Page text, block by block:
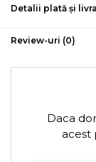
Detalii plată și
Review-uri (0)
Daca
acest